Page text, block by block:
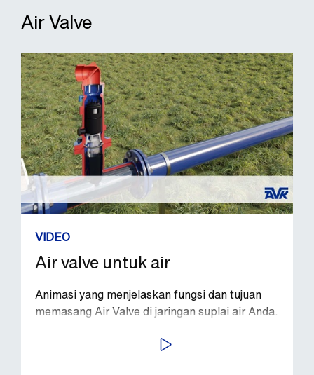
Air Valve
VIDEO
Air valve untuk air
Animasi yang menjelaskan fungsi dan tujuan
memasang Air Valve di jaringan suplai air Anda.
PUTAR VIDEO